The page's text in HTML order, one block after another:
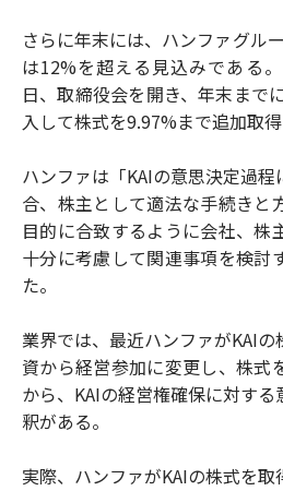
さらに年末には、ハンファグル
は12%を超える見込みである
日、取締役会を開き、年末まで
入して株式を9.97%まで追加取
ハンファは「KAIの意思決定過
合、株主として適法な手続きと
目的に合致するように会社、株
十分に考慮して関連事項を検討
た。
業界では、最近ハンファがKAI
資から経営参加に変更し、株式
から、KAIの経営権確保に対す
釈がある。
実際、ハンファがKAIの株式を